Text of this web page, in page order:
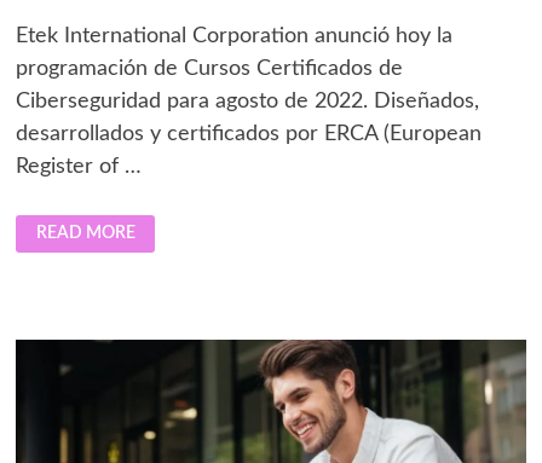
Etek International Corporation anunció hoy la
programación de Cursos Certificados de
Ciberseguridad para agosto de 2022. Diseñados,
desarrollados y certificados por ERCA (European
Register of …
ETEK
PRESENTA
SU
DE
PARA
2022
READ MORE